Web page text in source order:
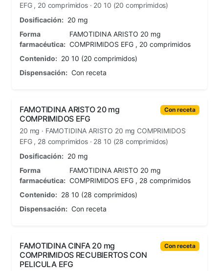
EFG , 20 comprimidos · 20 10 (20 comprimidos)
Dosificación: 20 mg
Forma
farmacéutica:
FAMOTIDINA ARISTO 20 mg
COMPRIMIDOS EFG , 20 comprimidos
Contenido: 20 10 (20 comprimidos)
Dispensación: Con receta
FAMOTIDINA ARISTO 20 mg
COMPRIMIDOS EFG
Con receta
20 mg · FAMOTIDINA ARISTO 20 mg COMPRIMIDOS
EFG , 28 comprimidos · 28 10 (28 comprimidos)
Dosificación: 20 mg
Forma
farmacéutica:
FAMOTIDINA ARISTO 20 mg
COMPRIMIDOS EFG , 28 comprimidos
Contenido: 28 10 (28 comprimidos)
Dispensación: Con receta
FAMOTIDINA CINFA 20 mg
COMPRIMIDOS RECUBIERTOS CON
PELICULA EFG
Con receta